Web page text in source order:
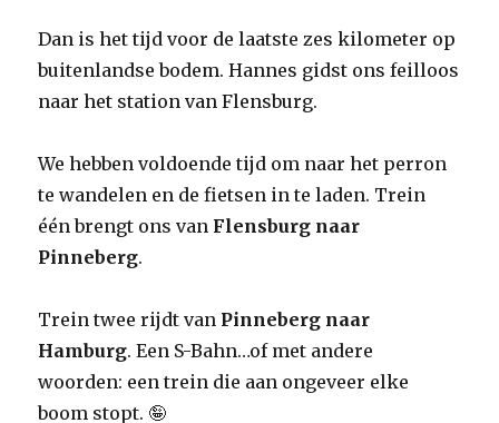
Dan is het tijd voor de laatste zes kilometer op
buitenlandse bodem. Hannes gidst ons feilloos
naar het station van Flensburg.
We hebben voldoende tijd om naar het perron
te wandelen en de fietsen in te laden. Trein
één brengt ons van Flensburg naar
Pinneberg.
Trein twee rijdt van Pinneberg naar
Hamburg. Een S-Bahn…of met andere
woorden: een trein die aan ongeveer elke
boom stopt. 🤪